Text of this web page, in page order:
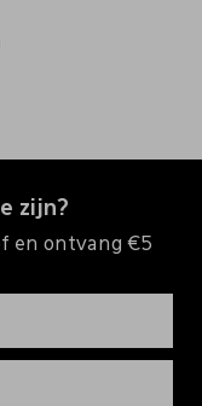
zijn?
en ontvang €5